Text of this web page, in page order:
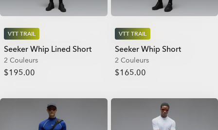
VTT TRAIL
Seeker Whip Lined Short
2 Couleurs
$195.00
VTT TRAIL
Seeker Whip Short
2 Couleurs
$165.00